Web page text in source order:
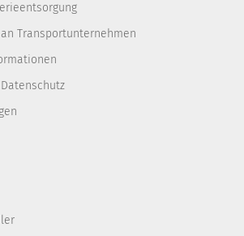
Transportunternehmen